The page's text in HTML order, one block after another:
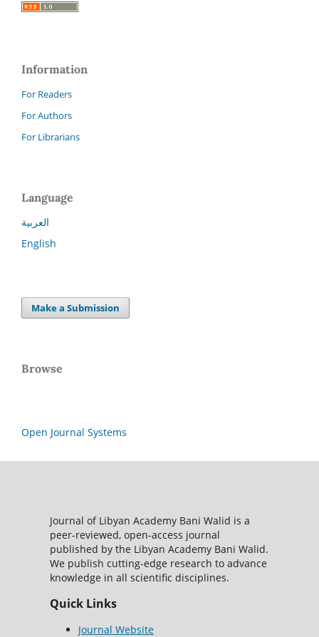
Information
For Readers
For Authors
For Librarians
Language
العربية
English
Make a Submission
Browse
Open Journal Systems
Journal of Libyan Academy Bani Walid is a
peer-reviewed, open-access journal
published by the Libyan Academy Bani Walid.
We publish cutting-edge research to advance
knowledge in all scientific disciplines.
Quick Links
Journal Website